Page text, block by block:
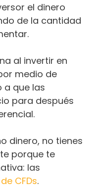
el dinero
de la cantidad
al invertir en
medio de
a que las
para después
dinero, no tienes
porque te
las
CFDs.